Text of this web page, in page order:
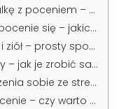
Zioła wspomagające walkę z poceniem – co warto wypróbować?
Naturalne preparaty na pocenie się – jakich składników szukać w kosmetykach?
Kąpiele z dodatkiem soli i ziół – prosty sposób na zmniejszenie potliwości
Domowe antyperspiranty – jak je zrobić samodzielnie?
Relaksacja i techniki radzenia sobie ze stresem
Aktywność fizyczna a pocenie – czy warto się ruszać?